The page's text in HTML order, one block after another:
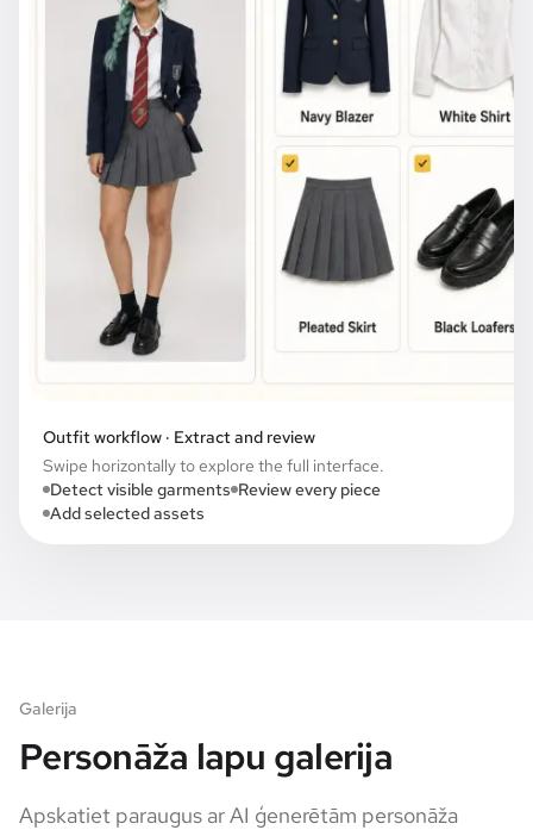
Outfit workflow · Extract and review
Swipe horizontally to explore the full interface.
Detect visible garments Review every piece
Add selected assets
Galerija
Personāža lapu galerija
Apskatiet paraugus ar AI ģenerētām personāža